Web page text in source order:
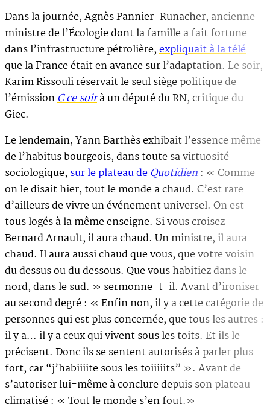
Dans la journée, Agnès Pannier-Runacher, ancienne
ministre de l’Écologie dont la famille a fait fortune
dans l’infrastructure pétrolière,expliquait à la télé
que la France était en avance sur l’adaptation. Le soir,
Karim Rissouli réservait le seul siège politique de
l’émissionC ce soirà un député du RN, critique du
Giec.
Le lendemain, Yann Barthès exhibait l’essence même
de l’habitus bourgeois, dans toute sa virtuosité
sociologique,sur le plateau deQuotidien : « Comme
on le disait hier, tout le monde a chaud. C’est rare
d’ailleurs de vivre un événement universel. On est
tous logés à la même enseigne. Si vous croisez
Bernard Arnault, il aura chaud. Un ministre, il aura
chaud. Il aura aussi chaud que vous, que votre voisin
du dessus ou du dessous. Que vous habitiez dans le
nord, dans le sud. » sermonne-t-il. Avant d’ironiser
au second degré : « Enfin non, il y a cette catégorie de
personnes qui est plus concernée, que tous les autres :
il y a… il y a ceux qui vivent sous les toits. Et ils le
précisent. Donc ils se sentent autorisés à parler plus
fort, car “j’habiiiite sous les toiiiiits” ». Avant de
s’autoriser lui-même à conclure depuis son plateau
climatisé : « Tout le monde s’en fout.»